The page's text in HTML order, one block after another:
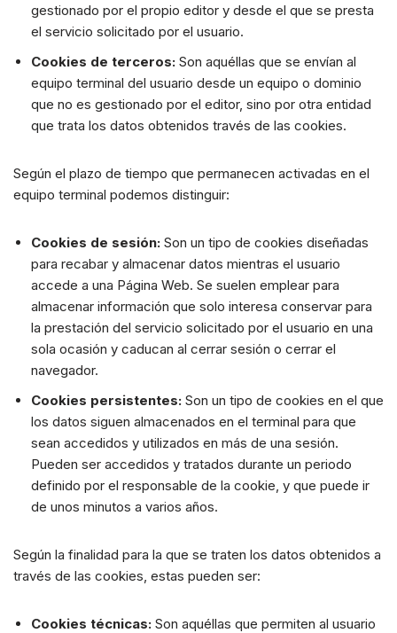
gestionado por el propio editor y desde el que se presta
el servicio solicitado por el usuario.
Cookies de terceros: Son aquéllas que se envían al
equipo terminal del usuario desde un equipo o dominio
que no es gestionado por el editor, sino por otra entidad
que trata los datos obtenidos través de las cookies.
Según el plazo de tiempo que permanecen activadas en el
equipo terminal podemos distinguir:
Cookies de sesión: Son un tipo de cookies diseñadas
para recabar y almacenar datos mientras el usuario
accede a una Página Web. Se suelen emplear para
almacenar información que solo interesa conservar para
la prestación del servicio solicitado por el usuario en una
sola ocasión y caducan al cerrar sesión o cerrar el
navegador.
Cookies persistentes: Son un tipo de cookies en el que
los datos siguen almacenados en el terminal para que
sean accedidos y utilizados en más de una sesión.
Pueden ser accedidos y tratados durante un periodo
definido por el responsable de la cookie, y que puede ir
de unos minutos a varios años.
Según la finalidad para la que se traten los datos obtenidos a
través de las cookies, estas pueden ser:
Cookies técnicas: Son aquéllas que permiten al usuario